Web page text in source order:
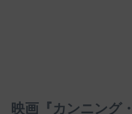
映画『カンニング